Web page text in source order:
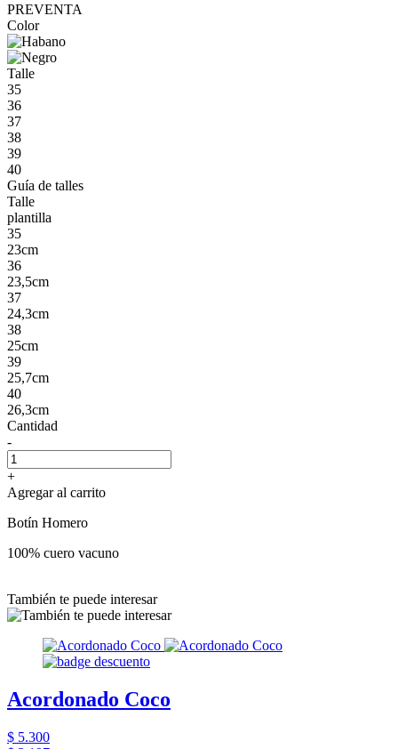
PREVENTA
Color
Talle
35
36
37
38
39
40
Guía de talles
Talle
plantilla
35
23cm
36
23,5cm
37
24,3cm
38
25cm
39
25,7cm
40
26,3cm
Cantidad
-
+
Agregar al carrito
Botín Homero
100% cuero vacuno
También te puede interesar
Acordonado Coco
$ 5.300